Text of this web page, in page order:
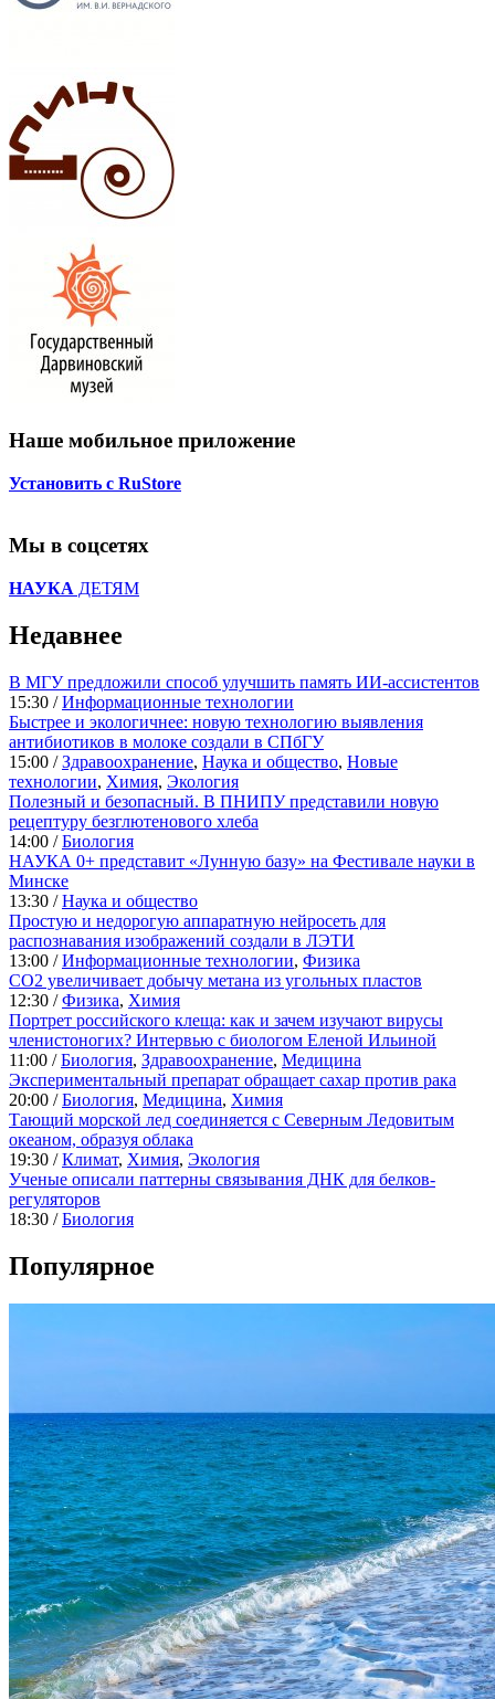
Наше мобильное приложение
Установить с RuStore
Мы в соцсетях
НАУКА ДЕТЯМ
Недавнее
В МГУ предложили способ улучшить память ИИ-ассистентов
15:30 /Информационные технологии
Быстрее и экологичнее: новую технологию выявления
антибиотиков в молоке создали в СПбГУ
15:00 /Здравоохранение, Наука и общество, Новые
технологии, Химия, Экология
Полезный и безопасный. В ПНИПУ представили новую
рецептуру безглютенового хлеба
14:00 /Биология
НАУКА 0+ представит «Лунную базу» на Фестивале науки в
Минске
13:30 /Наука и общество
Простую и недорогую аппаратную нейросеть для
распознавания изображений создали в ЛЭТИ
13:00 /Информационные технологии, Физика
CO2 увеличивает добычу метана из угольных пластов
12:30 /Физика, Химия
Портрет российского клеща: как и зачем изучают вирусы
членистоногих? Интервью с биологом Еленой Ильиной
11:00 /Биология, Здравоохранение, Медицина
Экспериментальный препарат обращает сахар против рака
20:00 /Биология, Медицина, Химия
Тающий морской лед соединяется с Северным Ледовитым
океаном, образуя облака
19:30 /Климат, Химия, Экология
Ученые описали паттерны связывания ДНК для белков-
регуляторов
18:30 /Биология
Популярное